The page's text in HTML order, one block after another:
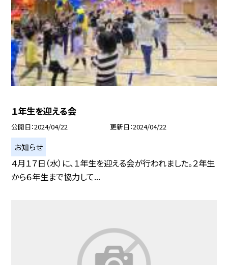
１年生を迎える会
公開日 2024/04/22 更新日 2024/04/22
お知らせ
４月１７日（水）に、１年生を迎える会が行われました。２年生
から６年生まで協力して...